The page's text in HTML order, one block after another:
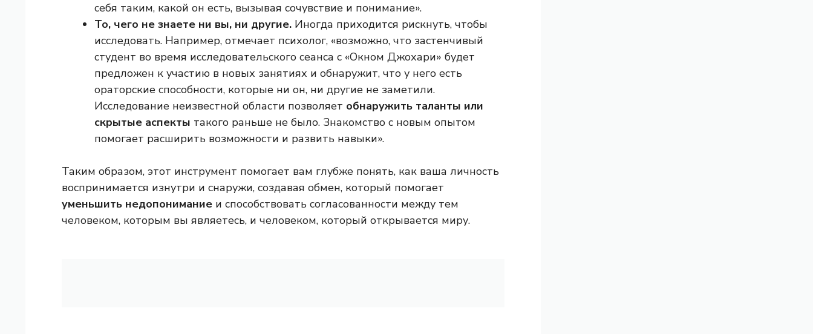
себя таким, какой он есть, вызывая сочувствие и понимание».
То, чего не знаете ни вы, ни другие. Иногда приходится рискнуть, чтобы
исследовать. Например, отмечает психолог, «возможно, что застенчивый
студент во время исследовательского сеанса с «Окном Джохари» будет
предложен к участию в новых занятиях и обнаружит, что у него есть
ораторские способности, которые ни он, ни другие не заметили.
Исследование неизвестной области позволяет обнаружить таланты или
скрытые аспекты такого раньше не было. Знакомство с новым опытом
помогает расширить возможности и развить навыки».
Таким образом, этот инструмент помогает вам глубже понять, как ваша личность
воспринимается изнутри и снаружи, создавая обмен, который помогает
уменьшить недопонимание и способствовать согласованности между тем
человеком, которым вы являетесь, и человеком, который открывается миру.